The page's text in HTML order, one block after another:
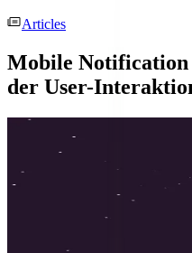
Articles
Mobile Notification
der User-